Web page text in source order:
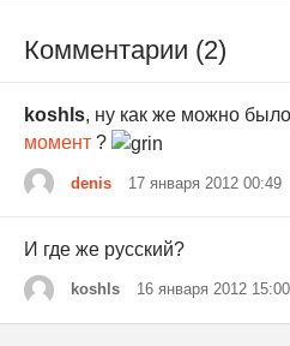
Комментарии (2)
koshls, ну как же можно
момент ?
denis 17 января 2012 00:49
И где же русский?
koshls 16 января 2012 15:00